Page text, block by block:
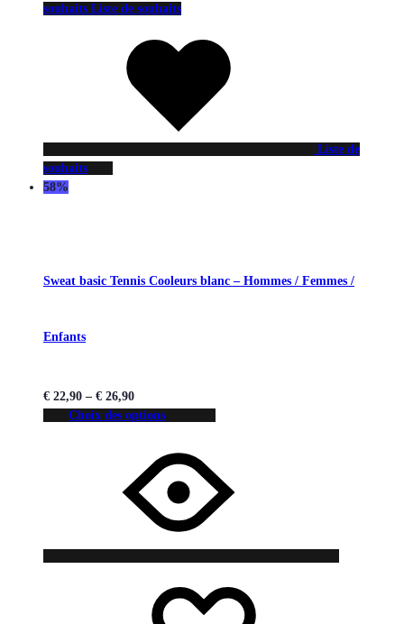
souhaits Liste de souhaits
Liste de
souhaits
58%
Sweat basic Tennis Cooleurs blanc – Hommes / Femmes /
Enfants
€ 22,90 – € 26,90
Choix des options